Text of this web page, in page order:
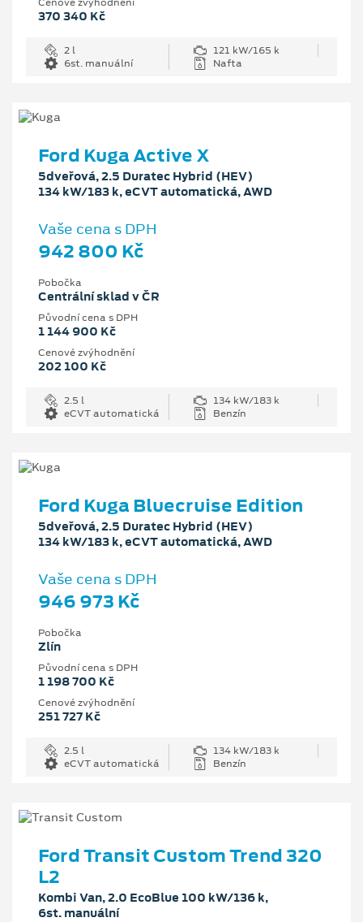
Cenové zvýhodnění
370 340 Kč
2 l
121 kW/165 k
6st. manuální
Nafta
Ford Kuga Active X
5dveřová, 2.5 Duratec Hybrid (HEV)
134 kW/183 k, eCVT automatická, AWD
Vaše cena s DPH
942 800 Kč
Pobočka
Centrální sklad v ČR
Původní cena s DPH
1 144 900 Kč
Cenové zvýhodnění
202 100 Kč
2.5 l
134 kW/183 k
eCVT automatická
Benzín
Ford Kuga Bluecruise Edition
5dveřová, 2.5 Duratec Hybrid (HEV)
134 kW/183 k, eCVT automatická, AWD
Vaše cena s DPH
946 973 Kč
Pobočka
Zlín
Původní cena s DPH
1 198 700 Kč
Cenové zvýhodnění
251 727 Kč
2.5 l
134 kW/183 k
eCVT automatická
Benzín
Ford Transit Custom Trend 320
L2
Kombi Van, 2.0 EcoBlue 100 kW/136 k,
6st. manuální